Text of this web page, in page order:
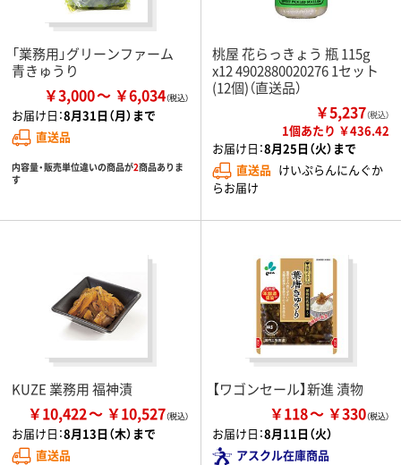
「業務用」グリーンファーム
青きゅうり
￥3,000 ￥6,034
お届け日：8月31日（月）まで
直送品
内容量・販売単位違いの商品が2商品ありま
す
桃屋 花らっきょう 瓶 115g
x12 4902880020276 1セット
(12個)（直送品）
￥5,237（税込）
1個あたり ￥436.42
お届け日：8月25日（火）まで
直送品 けいぷらんにんぐか
らお届け
KUZE 業務用 福神漬
￥10,422 ￥10,527
お届け日：8月13日（木）まで
直送品
【ワゴンセール】新進 漬物
￥118 ￥330
お届け日：8月11日（火）
アスクル在庫商品